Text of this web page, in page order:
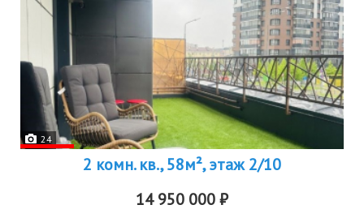
24
2 комн. кв., 58м², этаж 2/10
14 950 000 ₽